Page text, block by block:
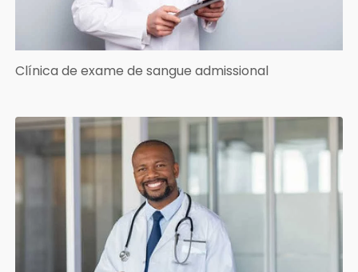
Clínica de exame de sangue admissional